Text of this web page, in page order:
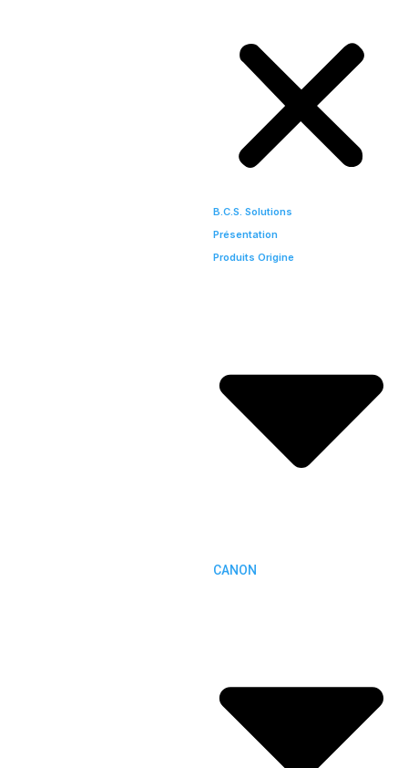
B.C.S. Solutions
Présentation
Produits Origine
CANON